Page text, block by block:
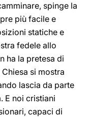
spinge la
più facile e
statiche e
fedele allo
ha la pretesa di
si mostra
lascia da parte
E noi cristiani
capaci di